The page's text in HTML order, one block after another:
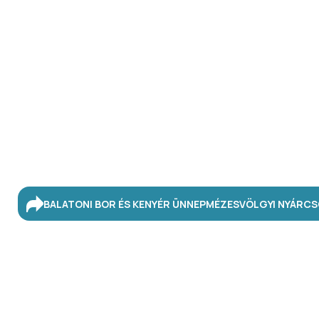
BALATONI BOR ÉS KENYÉR ÜNNEPMÉZESVÖLGYI NYÁR